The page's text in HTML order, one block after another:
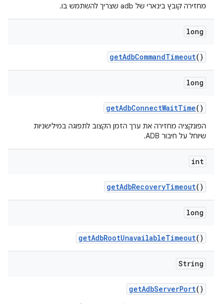
מחזירה קובץ בינארי של adb שצריך להשתמש בו.
long
getAdbCommandTimeout()
long
getAdbConnectWaitTime()
הפונקציה מחזירה את ערך הזמן הקצוב לתפוגה במילישניות
שיוחל על חיבור ADB.
int
getAdbRecoveryTimeout()
long
getAdbRootUnavailableTimeout()
String
getAdbServerPort()